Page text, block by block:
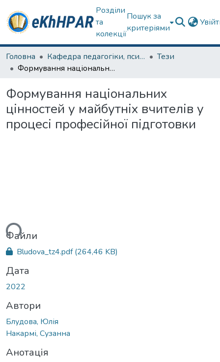
Розділи
та
колекції
Пошук за
критеріями
Головна Кафедра педагогіки, психології, початкової освіти та освітнього менеджменту
Тези
Формування національних цінностей у майбутніх вчителів у процесі професійної підготовки
Формування національних
цінностей у майбутніх вчителів у
процесі професійної підготовки
Файли
Bludova_tz4.pdf(264,46 KB)
Дата
2022
Автори
Блудова, Юлія
Накармі, Сузанна
Анотація